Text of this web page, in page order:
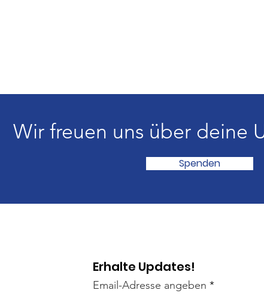
Wir freuen uns über deine
Spenden
Erhalte Updates!
Email-Adresse angeben